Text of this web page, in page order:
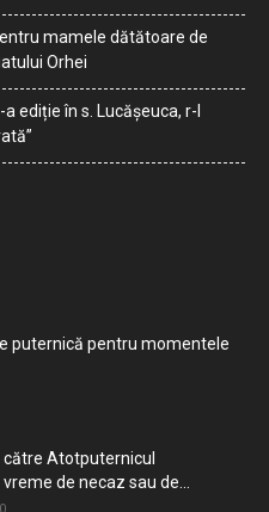
mamele dătătoare de
Orhei
ediție în s. Lucășeuca, r-l
puternică pentru momentele
Atotputernicul
de necaz sau de...